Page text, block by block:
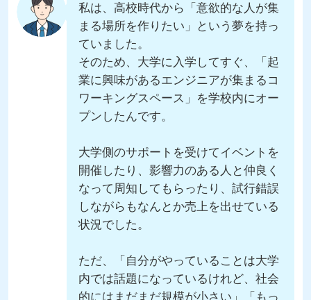
私は、高校時代から「意欲的な人が集
まる場所を作りたい」という夢を持っ
ていました。
そのため、大学に入学してすぐ、「起
業に興味があるエンジニアが集まるコ
ワーキングスペース」を学校内にオー
プンしたんです。
大学側のサポートを受けてイベントを
開催したり、影響力のある人と仲良く
なって周知してもらったり、試行錯誤
しながらもなんとか売上を出せている
状況でした。
ただ、「自分がやっていることは大学
内では話題になっているけれど、社会
的にはまだまだ規模が小さい」「もっ